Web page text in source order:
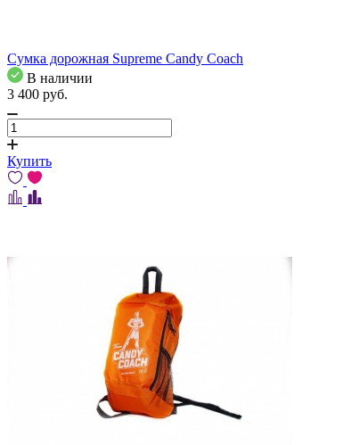
Сумка дорожная Supreme Candy Coach
В наличии
3 400 pуб.
Купить